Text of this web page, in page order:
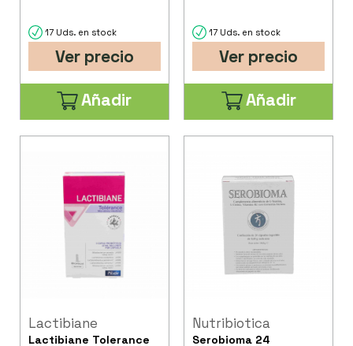
17 Uds. en stock
Ver precio
Añadir
17 Uds. en stock
Ver precio
Añadir
Lactibiane
Lactibiane Tolerance
Nutribiotica
Serobioma 24